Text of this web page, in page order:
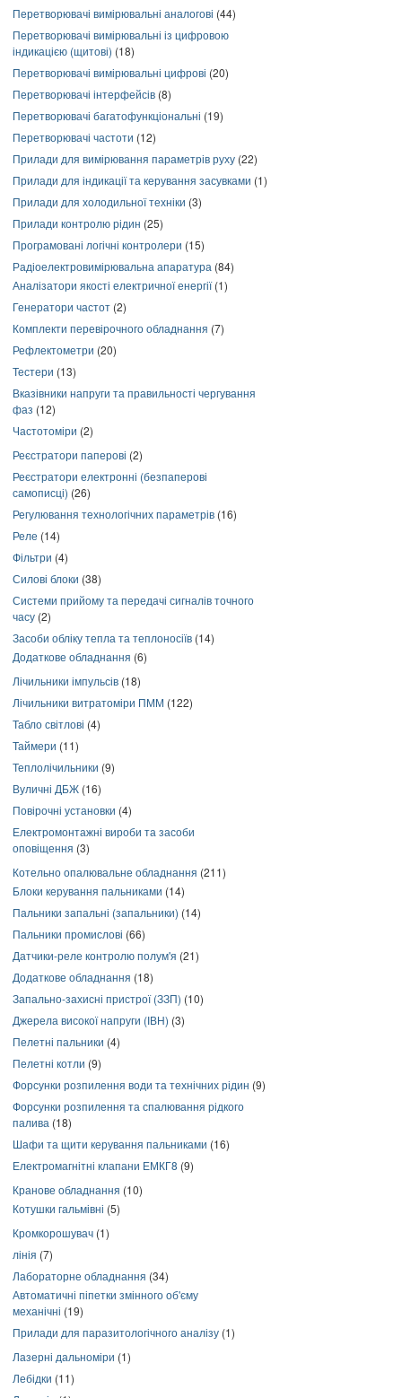
Перетворювачі вимірювальні аналогові (44)
Перетворювачі вимірювальні із цифровою
індикацією (щитові) (18)
Перетворювачі вимірювальні цифрові (20)
Перетворювачі інтерфейсів (8)
Перетворювачі багатофункціональні (19)
Перетворювачі частоти (12)
Прилади для вимірювання параметрів руху (22)
Прилади для індикації та керування засувками (1)
Прилади для холодильної техніки (3)
Прилади контролю рідин (25)
Програмовані логічні контролери (15)
Радіоелектровимірювальна апаратура (84)
Аналізатори якості електричної енергії(1)
Генератори частот (2)
Комплекти перевірочного обладнання (7)
Рефлектометри (20)
Тестери (13)
Вказівники напруги та правильності чергування
фаз (12)
Частотоміри (2)
Реєстратори паперові (2)
Реєстратори електронні (безпаперові
самописці) (26)
Регулювання технологічних параметрів (16)
Реле (14)
Фільтри (4)
Силові блоки (38)
Системи прийому та передачі сигналів точного
часу (2)
Засоби обліку тепла та теплоносіїв (14)
Додаткове обладнання (6)
Лічильники імпульсів (18)
Лічильники витратоміри ПММ (122)
Табло світлові (4)
Таймери (11)
Теплолічильники (9)
Вуличні ДБЖ (16)
Повірочні установки (4)
Електромонтажні вироби та засоби
оповіщення (3)
Котельно опалювальне обладнання (211)
Блоки керування пальниками (14)
Пальники запальні (запальники) (14)
Пальники промислові (66)
Датчики-реле контролю полум'я (21)
Додаткове обладнання (18)
Запально-захисні пристрої (ЗЗП) (10)
Джерела високої напруги (ІВН) (3)
Пелетні пальники (4)
Пелетні котли (9)
Форсунки розпилення води та технічних рідин (9)
Форсунки розпилення та спалювання рідкого
палива (18)
Шафи та щити керування пальниками (16)
Електромагнітні клапани ЕМКГ8 (9)
Кранове обладнання (10)
Котушки гальмівні (5)
Кромкорошувач (1)
лінія (7)
Лабораторне обладнання (34)
Автоматичні піпетки змінного об'єму
механічні (19)
Прилади для паразитологічного аналізу (1)
Лазерні дальноміри (1)
Лебідки (11)